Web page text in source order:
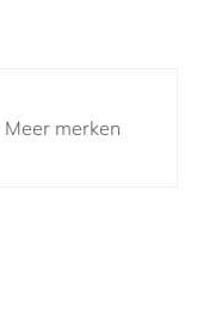
Meer merken